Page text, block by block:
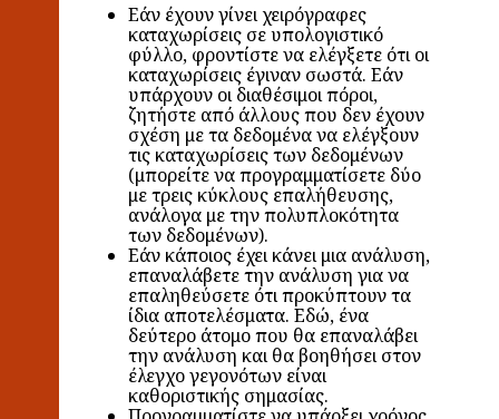
Εάν έχουν γίνει χειρόγραφες
καταχωρίσεις σε υπολογιστικό
φύλλο, φροντίστε να ελέγξετε ότι οι
καταχωρίσεις έγιναν σωστά. Εάν
υπάρχουν οι διαθέσιμοι πόροι,
ζητήστε από άλλους που δεν έχουν
σχέση με τα δεδομένα να ελέγξουν
τις καταχωρίσεις των δεδομένων
(μπορείτε να προγραμματίσετε δύο
με τρεις κύκλους επαλήθευσης,
ανάλογα με την πολυπλοκότητα
των δεδομένων).
Εάν κάποιος έχει κάνει μια ανάλυση,
επαναλάβετε την ανάλυση για να
επαληθεύσετε ότι προκύπτουν τα
ίδια αποτελέσματα. Εδώ, ένα
δεύτερο άτομο που θα επαναλάβει
την ανάλυση και θα βοηθήσει στον
έλεγχο γεγονότων είναι
καθοριστικής σημασίας.